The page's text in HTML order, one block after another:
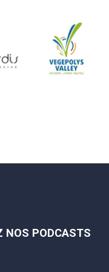
NOS PODCASTS